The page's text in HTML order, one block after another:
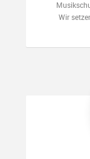
Wir